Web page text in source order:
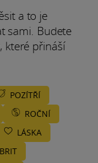
a to je
sami. Budete
které přináší
POZÍTŘÍ
ROČNÍ
LÁSKA